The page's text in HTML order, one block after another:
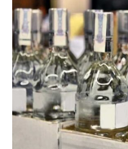
Криптовалюта
Робота і освіта
Публікації
ФОП
Курс валют